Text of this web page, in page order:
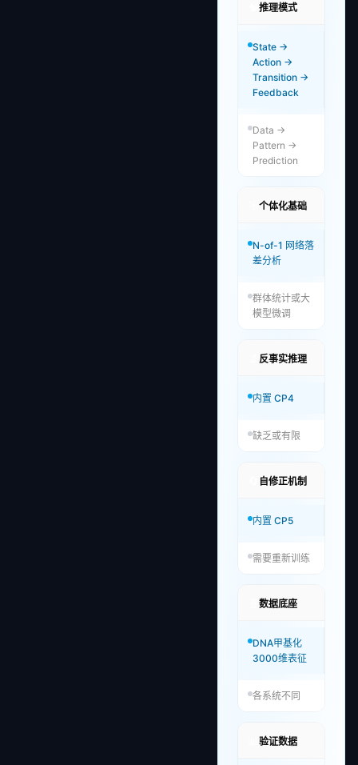
推理模式
State →
Action →
Transition →
Feedback
Data →
Pattern →
Prediction
个体化基础
N-of-1 网络落
差分析
群体统计或大
模型微调
反事实推理
内置 CP4
缺乏或有限
自修正机制
内置 CP5
需要重新训练
数据底座
DNA甲基化
3000维表征
各系统不同
验证数据